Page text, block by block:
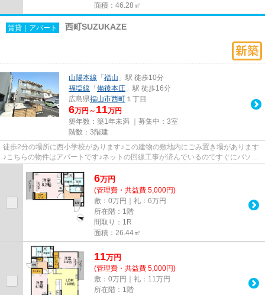
面積：46.28㎡
賃貸｜アパート 西町SUZUKAZE
山陽本線 「 福山 」駅 徒歩10分
福塩線 「 備後本庄 」駅 徒歩16分
広島県福山市西町 １丁目
6万円～ 11万円
築年数：築1年未満 ｜募集中： 3室
階数：3階建
徒歩2分の場所に西小学校があります♪この建物の敷地内にごみ置き場があります
♪こちらの物件はアパートです♪ネットの回線工事が済んでいるのですぐにパソコ
6万円
(管理費・共益費 5,000円)
敷：0万円｜礼：6万円
所在階：1階
間取り：1R
面積：26.44㎡
11万円
(管理費・共益費 5,000円)
敷：0万円｜礼：11万円
所在階：1階